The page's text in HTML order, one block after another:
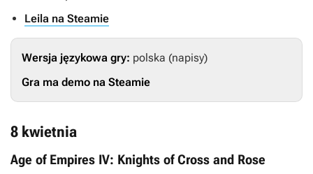
Leila na Steamie
Wersja językowa gry: polska (napisy)
Gra ma demo na Steamie
8 kwietnia
Age of Empires IV: Knights of Cross and Rose